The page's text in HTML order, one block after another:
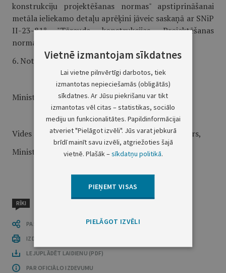
konstrukciju projektēšanas normas" apstiprināšanai
metāla ieliekamo detaļu aprēķini jāveic saskaņā ar SNiP
II-23-81* "Tērauda konstrukcijas. Projektēšanas
normas".
6. Noteikumi stājas spēkā ar 1998.gada 1.maiju.
Ministru prezidents G.Krasts
Vides aizsardzības un reģionālās attīstības ministrs,
Ministru prezidenta biedrs A.Gorbunovs
RĪKI
PASTĀSTI CITIEM
IZDRUKĀT PUBLIKĀCIJU
LEJUPLĀDĒT LAIDIENU (PDF)
PAR OFICIĀLO IZDEVUMU
Vietnē izmantojam sīkdatnes
Lai vietne pilnvērtīgi darbotos, tiek
izmantotas nepieciešamās (obligātās)
sīkdatnes. Ar Jūsu piekrišanu var tikt
izmantotas vēl citas – statistikas, sociālo
mediju un funkcionalitātes. Papildinformācijai
atveriet "Pielāgot izvēli". Jūs varat jebkurā
brīdī mainīt savu izvēli, atgriežoties šajā
vietnē. Plašāk –sīkdatņu politikā.
PIEŅEMT VISAS
PIELĀGOT IZVĒLI